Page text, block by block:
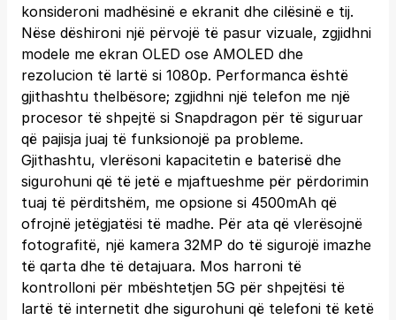
konsideroni madhësinë e ekranit dhe cilësinë e tij.
Nëse dëshironi një përvojë të pasur vizuale, zgjidhni
modele me ekran OLED ose AMOLED dhe
rezolucion të lartë si 1080p. Performanca është
gjithashtu thelbësore; zgjidhni një telefon me një
procesor të shpejtë si Snapdragon për të siguruar
që pajisja juaj të funksionojë pa probleme.
Gjithashtu, vlerësoni kapacitetin e baterisë dhe
sigurohuni që të jetë e mjaftueshme për përdorimin
tuaj të përditshëm, me opsione si 4500mAh që
ofrojnë jetëgjatësi të madhe. Për ata që vlerësojnë
fotografitë, një kamera 32MP do të sigurojë imazhe
të qarta dhe të detajuara. Mos harroni të
kontrolloni për mbështetjen 5G për shpejtësi të
lartë të internetit dhe sigurohuni që telefoni të ketë